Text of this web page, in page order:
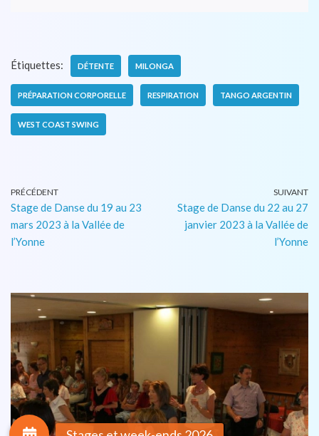
Étiquettes: DÉTENTE MILONGA
PRÉPARATION CORPORELLE RESPIRATION TANGO ARGENTIN
WEST COAST SWING
PRÉCÉDENT
Stage de Danse du 19 au 23
mars 2023 à la Vallée de
l’Yonne
SUIVANT
Stage de Danse du 22 au 27
janvier 2023 à la Vallée de
l’Yonne